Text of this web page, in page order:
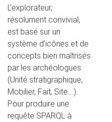
L'explorateur,
résolument convivial,
est basé sur un
système d’icônes et de
concepts bien maîtrisés
par les archéologues
(Unité stratigraphique,
Mobilier, Fait, Site...).
Pour produire une
requête SPARQL à